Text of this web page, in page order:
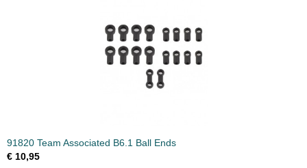
91820 Team Associated B6.1 Ball Ends
€ 10,95